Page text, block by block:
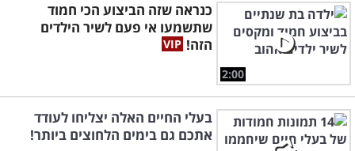
2:00
כנראה שזה הביצוע הכי חמוד
שתשמעו אי פעם לשיר הילדים
הזה!
בעלי החיים האלה יצליחו לעודד
אתכם גם בימים הלחוצים ביותר!